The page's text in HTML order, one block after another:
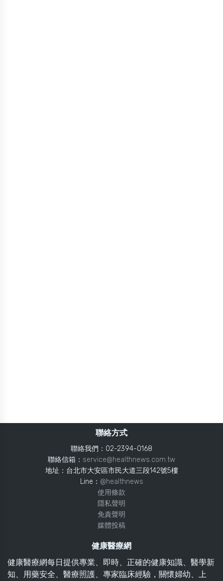
聯絡方式
聯絡我們：02-2394-0168
聯絡信箱： service@healthnews.com.tw
地址：台北市大安區市民大道三段142號5樓
Line： @healthnews
使用條款
隱私聲明
免責聲明
媒體投稿
健康醫療網
健康醫療網每日提供專業、即時、正確的健康知識、醫學新
知、用藥安全、醫療照護、專家臨床經驗，關懷婦幼、上